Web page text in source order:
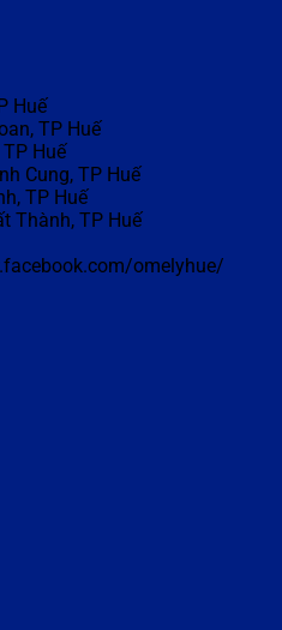
Huế
TP Huế
Huế
Cung, TP Huế
TP Huế
Thành, TP Huế
omelyhue/